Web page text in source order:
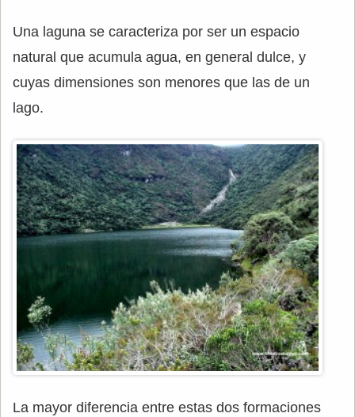
Una laguna se caracteriza por ser un espacio
natural que acumula agua, en general dulce, y
cuyas dimensiones son menores que las de un
lago.
La mayor diferencia entre estas dos formaciones